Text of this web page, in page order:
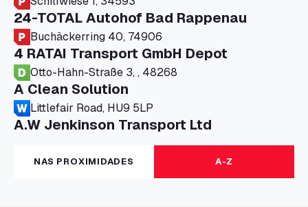
24-TOTAL Autohof Bad Rappenau
Buchäckerring 40, 74906
4 RATAI Transport GmbH Depot
Otto-Hahn-Straße 3, , 48268
A Clean Solution
Littlefair Road, HU9 5LP
A.W Jenkinson Transport Ltd
Progress House, ME11 5GA
A+G Nettetal - Depot Parking
Am Panneschopp 7, 41334
NAS PROXIMIDADES A-Z